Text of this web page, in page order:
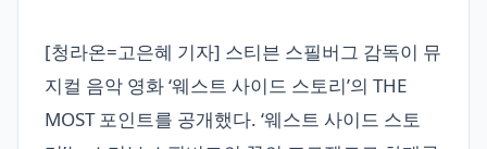
[청라온=고은혜 기자] 스티븐 스필버그 감독이 뮤
지컬 음악 영화 ‘웨스트 사이드 스토리’의 THE
MOST 포인트를 공개했다. ‘웨스트 사이드 스토